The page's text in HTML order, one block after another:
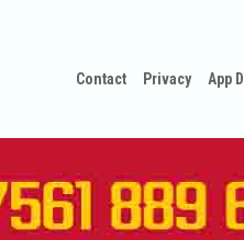
Contact Privacy App